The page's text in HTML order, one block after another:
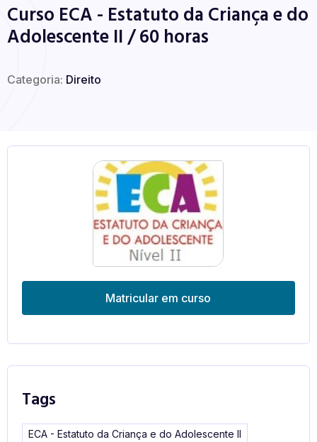
Curso ECA - Estatuto da Criança e do
Adolescente II / 60 horas
Categoria: Direito
Matricular em curso
Tags
ECA - Estatuto da Criança e do Adolescente II